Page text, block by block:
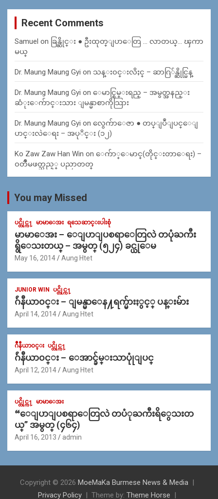
Recent Comments
Samuel on ခြန္ဆိုင္း ● ဦးထုတ္ျပာေတြ … လာတယ္… ၾကာ
မယ္
Dr. Maung Maung Gyi on သန္း၀င္းလိႈင္ – ဆာဂြ်န္ဆိုင္မြန္
Dr. Maung Maung Gyi on ေမာင္စြမ္းရည္ – အမွတ္အနည္း
ဆံုးေက်ာင္းသား ျမန္မာစာကိုသြား
Dr. Maung Maung Gyi on လွေက်ာေဇာ ● တပ္ျပဳျပင္ေျ
ပာင္းလဲေရး – အပုိင္း (၁၂)
Ko Zaw Zaw Han Win on ေက်ာ္ေမာင္(တိုင္းတာေရး) –
၀တၳဳမဖတ္သည့္ ပညာတတ္
You may Missed
ပင္တိုင္က႑ မာမာေအး ရသေဆာင္းပါးစုံ
မာမာေအး – ေျပာျပစရာေတြလဲ တပုံႀကီး
ရွိေသးတယ္ – အမွတ္ (၅၂၄) ခင္ယုေမ
May 16, 2014 Aung Htet
JUNIOR WIN ပင္တိုင္က႑
ဂ်ဴနီယာ၀င္း – ျမန္မာေန႔ရက္မ်ားႏွင့္ ပန္းမ်ား
April 14, 2014 Aung Htet
ဂ်ဳနီယာ၀င္း ပင္တိုင္က႑
ဂ်ဴနီယာ၀င္း – ေအာင္ခ်မ္းသာပုုံျပင္
April 12, 2014 Aung Htet
ပင္တိုင္က႑ မာမာေအး
“ေျပာျပစရာေတြလဲ တပံုႀကီးရိွေသးတ
ယ္” အမွတ္ (၄၆၄)
April 16, 2013 admin
Copyright © 2026 MoeMaKa Burmese News & Media
Privacy Policy
Theme by: Theme Horse